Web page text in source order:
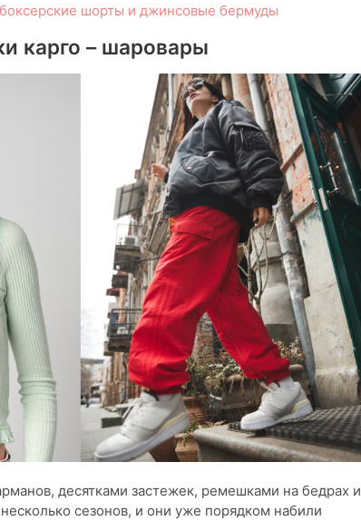
шорты и джинсовые бермуды
карго – шаровары
десятками застежек, ремешками на бедрах и
сезонов, и они уже порядком набили